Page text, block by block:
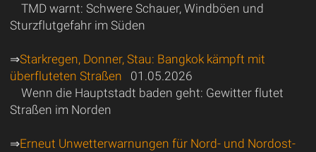
TMD warnt: Schwere Schauer, Windböen und
Sturzflutgefahr im Süden
⇒Starkregen, Donner, Stau: Bangkok kämpft mit
überfluteten Straßen 01.05.2026
Wenn die Hauptstadt baden geht: Gewitter flutet
Straßen im Norden
⇒Erneut Unwetterwarnungen für Nord- und Nordost-